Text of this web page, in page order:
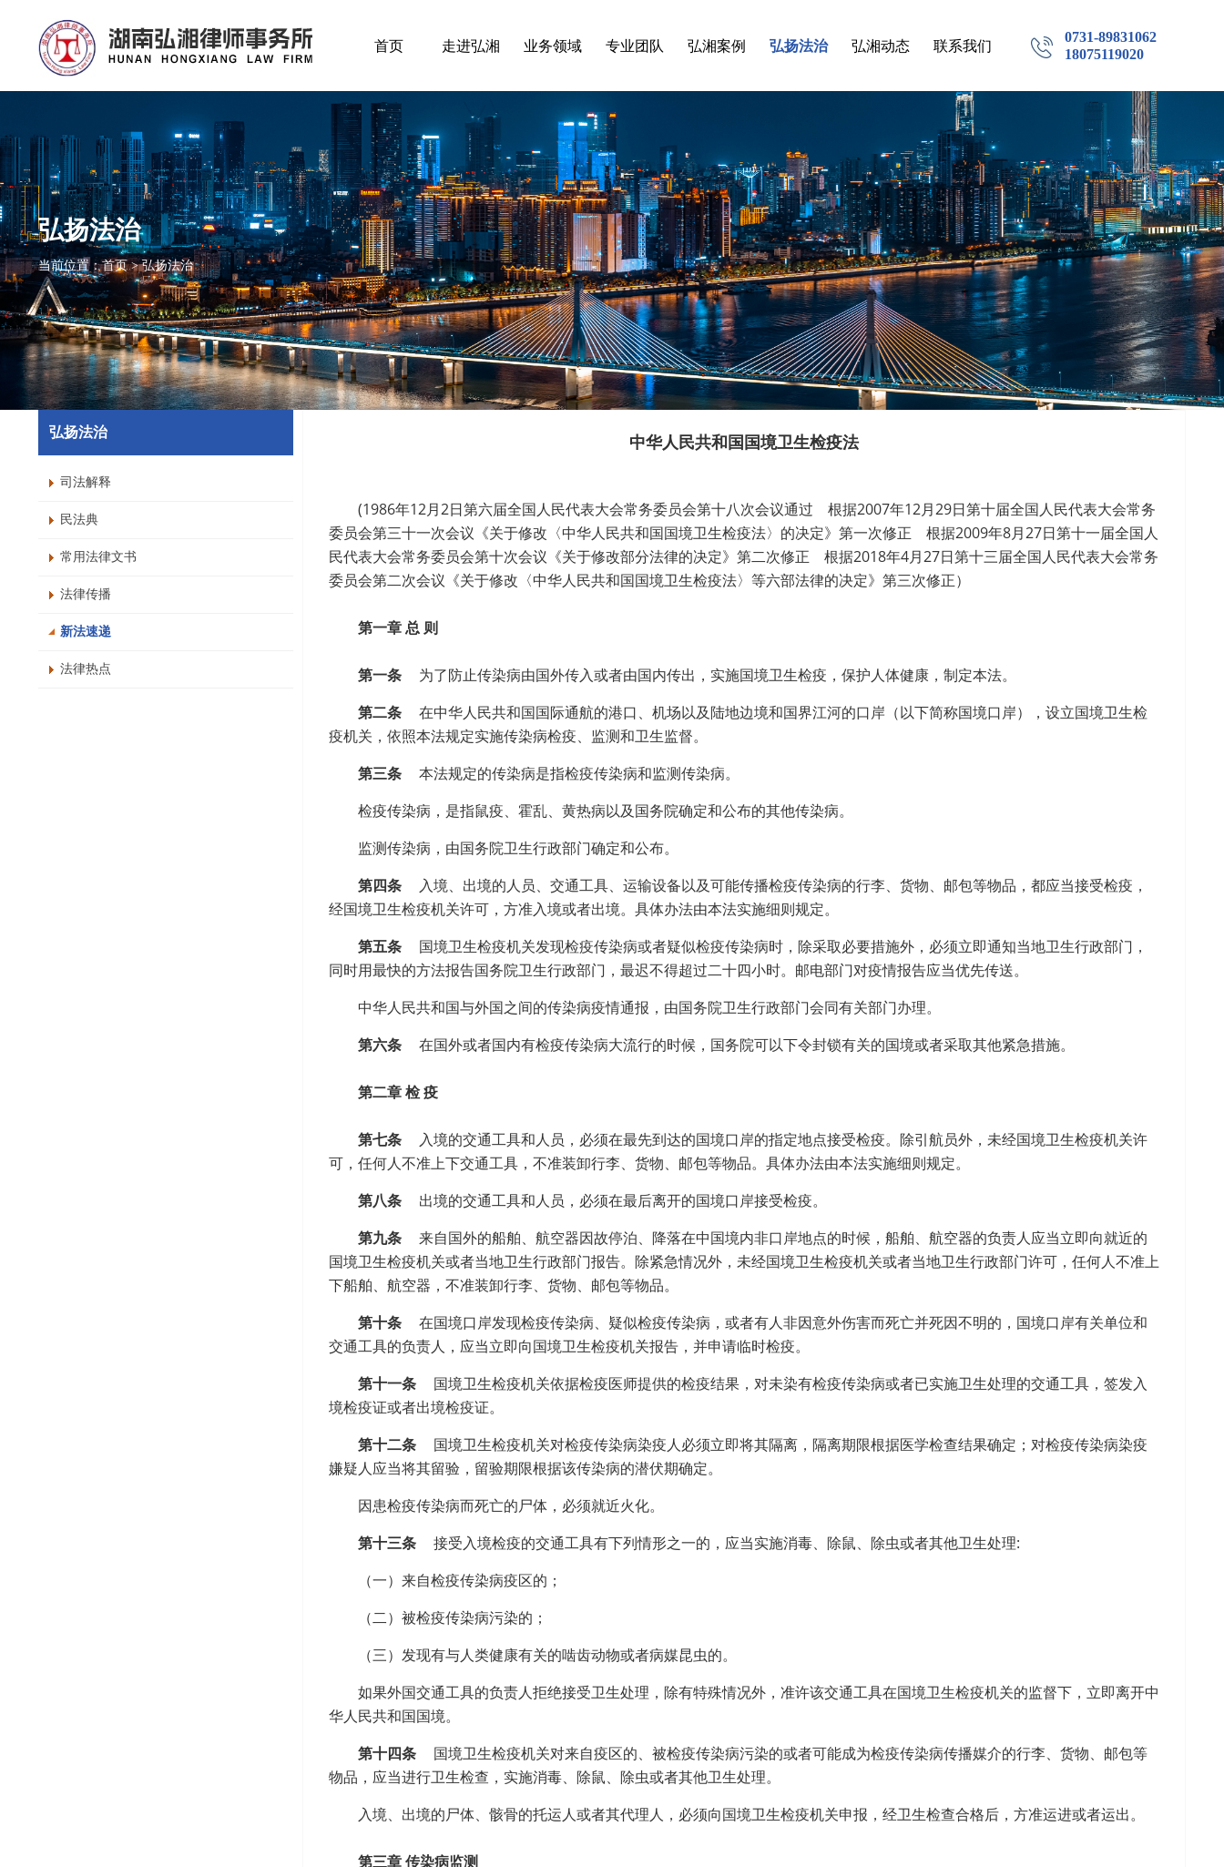
0731-89831062
18075119020
首页 走进弘湘 业务领域 专业团队 弘湘案例 弘扬法治 弘湘动态 联系我们
弘扬法治
当前位置：首页 > 弘扬法治
弘扬法治
司法解释
民法典
常用法律文书
法律传播
新法速递
法律热点
中华人民共和国国境卫生检疫法
(1986年12月2日第六届全国人民代表大会常务委员会第十八次会议通过 根据2007年12月29日第十届全国人民代表大会常务
委员会第三十一次会议《关于修改〈中华人民共和国国境卫生检疫法〉的决定》第一次修正 根据2009年8月27日第十一届全国人
民代表大会常务委员会第十次会议《关于修改部分法律的决定》第二次修正 根据2018年4月27日第十三届全国人民代表大会常务
委员会第二次会议《关于修改〈中华人民共和国国境卫生检疫法〉等六部法律的决定》第三次修正）
第一章 总 则
第一条
为了防止传染病由国外传入或者由国内传出，实施国境卫生检疫，保护人体健康，制定本法。
第二条
在中华人民共和国国际通航的港口、机场以及陆地边境和国界江河的口岸（以下简称国境口岸），设立国境卫生检
疫机关，依照本法规定实施传染病检疫、监测和卫生监督。
第三条
本法规定的传染病是指检疫传染病和监测传染病。
检疫传染病，是指鼠疫、霍乱、黄热病以及国务院确定和公布的其他传染病。
监测传染病，由国务院卫生行政部门确定和公布。
第四条
入境、出境的人员、交通工具、运输设备以及可能传播检疫传染病的行李、货物、邮包等物品，都应当接受检疫，
经国境卫生检疫机关许可，方准入境或者出境。具体办法由本法实施细则规定。
第五条
国境卫生检疫机关发现检疫传染病或者疑似检疫传染病时，除采取必要措施外，必须立即通知当地卫生行政部门，
同时用最快的方法报告国务院卫生行政部门，最迟不得超过二十四小时。邮电部门对疫情报告应当优先传送。
中华人民共和国与外国之间的传染病疫情通报，由国务院卫生行政部门会同有关部门办理。
第六条
在国外或者国内有检疫传染病大流行的时候，国务院可以下令封锁有关的国境或者采取其他紧急措施。
第二章 检 疫
第七条
入境的交通工具和人员，必须在最先到达的国境口岸的指定地点接受检疫。除引航员外，未经国境卫生检疫机关许
可，任何人不准上下交通工具，不准装卸行李、货物、邮包等物品。具体办法由本法实施细则规定。
第八条
出境的交通工具和人员，必须在最后离开的国境口岸接受检疫。
第九条
来自国外的船舶、航空器因故停泊、降落在中国境内非口岸地点的时候，船舶、航空器的负责人应当立即向就近的
国境卫生检疫机关或者当地卫生行政部门报告。除紧急情况外，未经国境卫生检疫机关或者当地卫生行政部门许可，任何人不准上
下船舶、航空器，不准装卸行李、货物、邮包等物品。
第十条
在国境口岸发现检疫传染病、疑似检疫传染病，或者有人非因意外伤害而死亡并死因不明的，国境口岸有关单位和
交通工具的负责人，应当立即向国境卫生检疫机关报告，并申请临时检疫。
第十一条
国境卫生检疫机关依据检疫医师提供的检疫结果，对未染有检疫传染病或者已实施卫生处理的交通工具，签发入
境检疫证或者出境检疫证。
第十二条
国境卫生检疫机关对检疫传染病染疫人必须立即将其隔离，隔离期限根据医学检查结果确定；对检疫传染病染疫
嫌疑人应当将其留验，留验期限根据该传染病的潜伏期确定。
因患检疫传染病而死亡的尸体，必须就近火化。
第十三条
接受入境检疫的交通工具有下列情形之一的，应当实施消毒、除鼠、除虫或者其他卫生处理:
（一）来自检疫传染病疫区的；
（二）被检疫传染病污染的；
（三）发现有与人类健康有关的啮齿动物或者病媒昆虫的。
如果外国交通工具的负责人拒绝接受卫生处理，除有特殊情况外，准许该交通工具在国境卫生检疫机关的监督下，立即离开中
华人民共和国国境。
第十四条
国境卫生检疫机关对来自疫区的、被检疫传染病污染的或者可能成为检疫传染病传播媒介的行李、货物、邮包等
物品，应当进行卫生检查，实施消毒、除鼠、除虫或者其他卫生处理。
入境、出境的尸体、骸骨的托运人或者其代理人，必须向国境卫生检疫机关申报，经卫生检查合格后，方准运进或者运出。
第三章 传染病监测